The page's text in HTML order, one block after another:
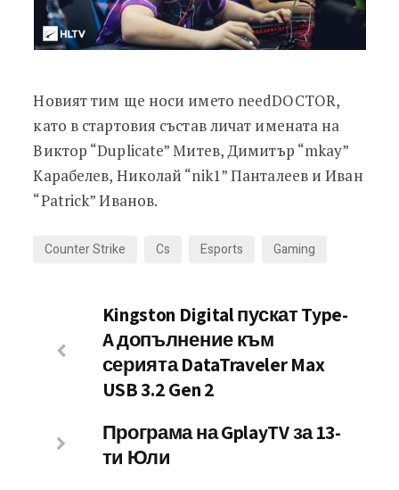
Новият тим ще носи името needDOCTOR,
като в стартовия състав личат имената на
Виктор “Duplicate” Митев, Димитър “mkay”
Карабелев, Николай “nik1” Панталеев и Иван
“Patrick” Иванов.
Counter Strike Cs Esports Gaming
Kingston Digital пускат Type-
A допълнение към
серията DataTraveler Max
USB 3.2 Gen 2
Програма на GplayTV за 13-
ти Юли